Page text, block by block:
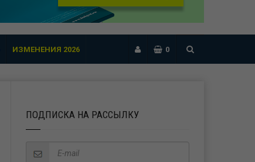
ИЗМЕНЕНИЯ 2026 0
ПОДПИСКА НА РАССЫЛКУ